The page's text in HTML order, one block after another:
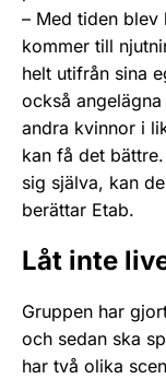
– Med tiden blev
kommer till
helt utifrån sina
också
andra kvinnor i
kan få det
sig själva, kan
berättar Etab.
Låt inte
Gruppen har
och sedan ska
har två olika